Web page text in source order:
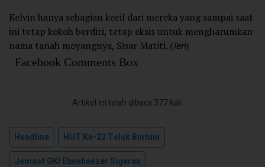
Kelvin hanya sebagian kecil dari mereka yang sampai saat
ini tetap kokoh berdiri, tetap eksis untuk mengharumkan
nama tanah moyangnya, Sisar Matiti. (len)
Facebook Comments Box
Artikel ini telah dibaca 377 kali
Headline
HUT Ke-22 Teluk Bintuni
Jemaat GKI Ebenhaezer Sigerau